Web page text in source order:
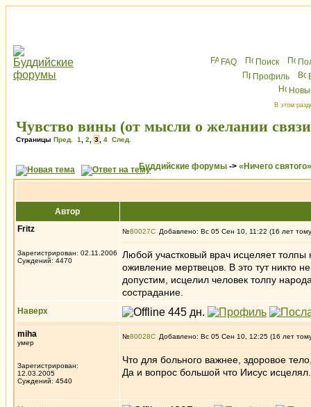
FAQ Поиск
Профиль
В этом
Чувство вины (от мысли о желании
Страницы Пред. 1 2 3 4 След.
Буддийские форумы -> «Ничего святого»
Автор
Fritz
Зарегистрирован: 02.11.2006
Суждений: 4470
№80027 Добавлено: Вс 05 Сен 10, 11:22 (16 лет
Любой участковый врач исцеляет
оживление мертвецов. В это тут никто
допустим, исцелил человек толпу
сострадание.
Наверх
miha
умер
Зарегистрирован:
12.03.2005
Суждений: 4540
№80028 Добавлено: Вс 05 Сен 10, 12:25 (16 лет
Что для больного важнее, здоровое
Да и вопрос большой что Иисус исцелял.